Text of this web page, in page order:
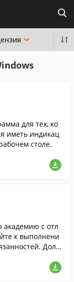
для тех, ко
иметь индикац
столе.
академию с отл
к выполнени
Долж
Следите з
самолетов, от